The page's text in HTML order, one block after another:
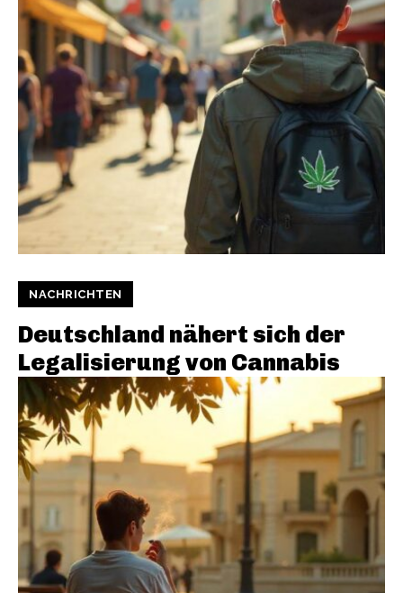
NACHRICHTEN
Deutschland nähert sich der
Legalisierung von Cannabis